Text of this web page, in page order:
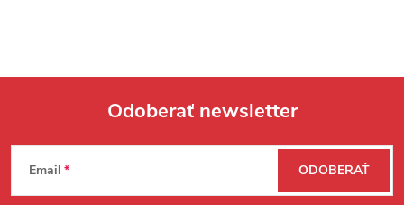
Zápätie
Odoberať newsletter
Email ODOBERAŤ